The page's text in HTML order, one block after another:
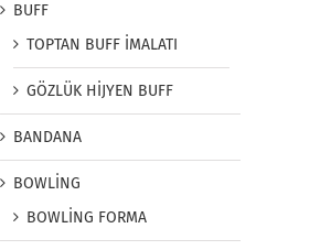
BUFF
TOPTAN BUFF İMALATI
GÖZLÜK HİJYEN BUFF
BANDANA
BOWLİNG
BOWLİNG FORMA